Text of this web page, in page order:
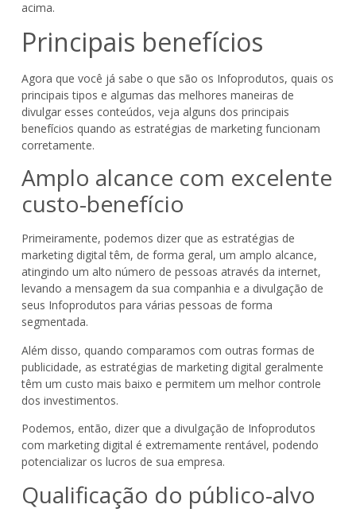
acima.
Principais benefícios
Agora que você já sabe o que são os Infoprodutos, quais os
principais tipos e algumas das melhores maneiras de
divulgar esses conteúdos, veja alguns dos principais
benefícios quando as estratégias de marketing funcionam
corretamente.
Amplo alcance com excelente
custo-benefício
Primeiramente, podemos dizer que as estratégias de
marketing digital têm, de forma geral, um amplo alcance,
atingindo um alto número de pessoas através da internet,
levando a mensagem da sua companhia e a divulgação de
seus Infoprodutos para várias pessoas de forma
segmentada.
Além disso, quando comparamos com outras formas de
publicidade, as estratégias de marketing digital geralmente
têm um custo mais baixo e permitem um melhor controle
dos investimentos.
Podemos, então, dizer que a divulgação de Infoprodutos
com marketing digital é extremamente rentável, podendo
potencializar os lucros de sua empresa.
Qualificação do público-alvo